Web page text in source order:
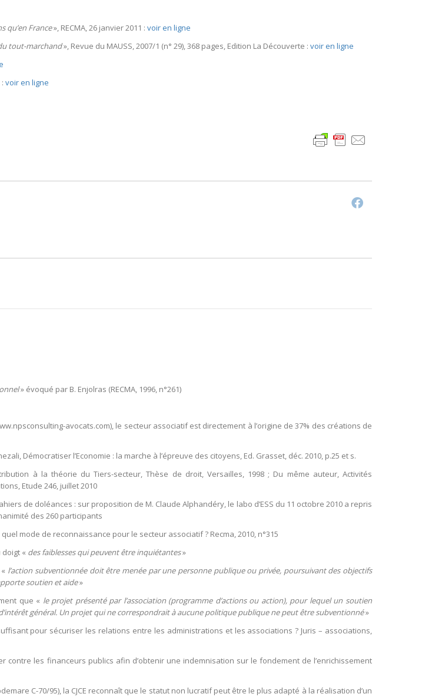
qu’en France», RECMA, 26 janvier 2011 : voir en ligne
tout-marchand», Revue du MAUSS, 2007/1 (n° 29), 368 pages, Edition La Découverte : voir en ligne
voir en ligne
» évoqué par B. Enjolras (RECMA, 1996, n°261)
avocats.com), le secteur associatif est directement à l’origine de 37% des créations de
Démocratiser l’Economie : la marche à l’épreuve des citoyens, Ed. Grasset, déc. 2010, p.25 et s.
à la théorie du Tiers-secteur, Thèse de droit, Versailles, 1998 ; Du même auteur, Activités
Etude 246, juillet 2010
de doléances : sur proposition de M. Claude Alphandéry, le labo d’ESS du 11 octobre 2010 a repris
des 260 participants
mode de reconnaissance pour le secteur associatif ? Recma, 2010, n°315
« des faiblesses qui peuvent être inquiétantes»
l’action subventionnée doit être menée par une personne publique ou privée, poursuivant des objectifs
soutien et aide»
que « le projet présenté par l’association (programme d’actions ou action), pour lequel un soutien
général. Un projet qui ne correspondrait à aucune politique publique ne peut être subventionné»
pour sécuriser les relations entre les administrations et les associations ? Juris – associations,
contre les financeurs publics afin d’obtenir une indemnisation sur le fondement de l’enrichissement
C-70/95), la CJCE reconnaît que le statut non lucratif peut être le plus adapté à la réalisation d’un